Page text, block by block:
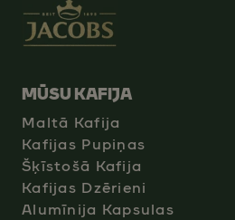
MŪSU KAFIJA
Maltā Kafija
Kafijas Pupiņas
Šķīstošā Kafija
Kafijas Dzērieni
Alumīnija Kapsulas